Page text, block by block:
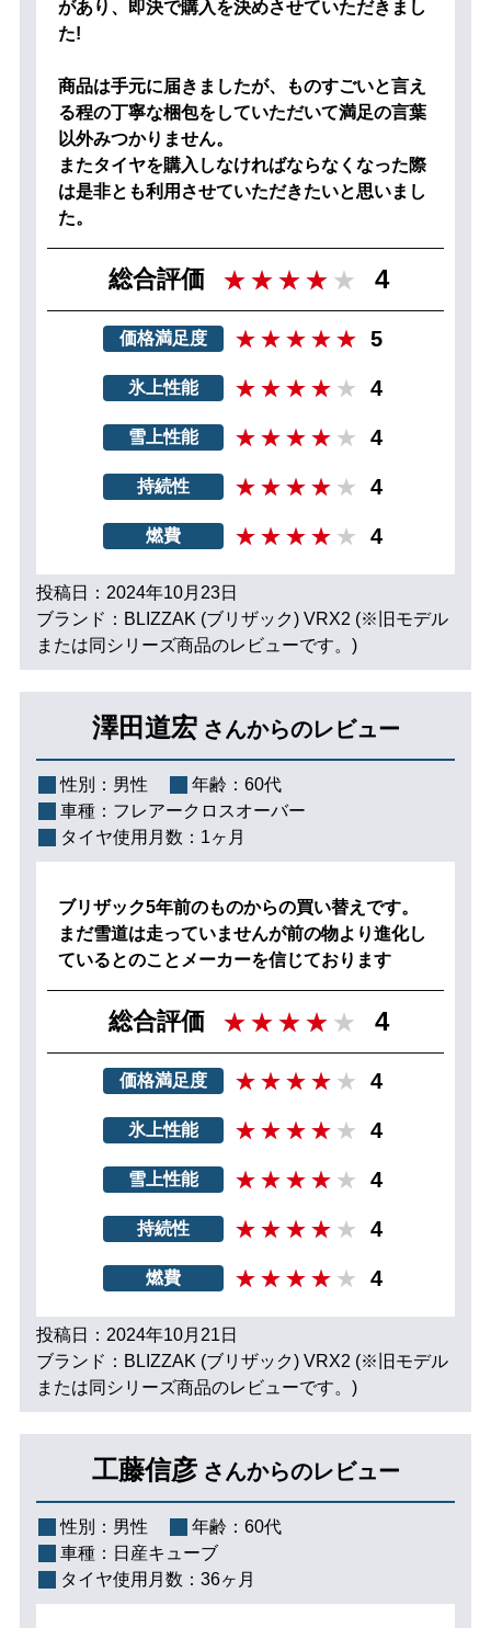
があり、即決で購入を決めさせていただきまし
た!
商品は手元に届きましたが、ものすごいと言え
る程の丁寧な梱包をしていただいて満足の言葉
以外みつかりません。
またタイヤを購入しなければならなくなった際
は是非とも利用させていただきたいと思いまし
た。
総合評価 4
価格満足度 5
氷上性能 4
雪上性能 4
持続性 4
燃費 4
投稿日：2024年10月23日
ブランド：BLIZZAK (ブリザック) VRX2 (※旧モデル
または同シリーズ商品のレビューです。)
澤田道宏 さんからのレビュー
性別： 男性 年齢： 60代
車種： フレアークロスオーバー
タイヤ使用月数： 1ヶ月
ブリザック5年前のものからの買い替えです。
まだ雪道は走っていませんが前の物より進化し
ているとのことメーカーを信じております
総合評価 4
価格満足度 4
氷上性能 4
雪上性能 4
持続性 4
燃費 4
投稿日：2024年10月21日
ブランド：BLIZZAK (ブリザック) VRX2 (※旧モデル
または同シリーズ商品のレビューです。)
工藤信彦 さんからのレビュー
性別： 男性 年齢： 60代
車種： 日産キューブ
タイヤ使用月数： 36ヶ月